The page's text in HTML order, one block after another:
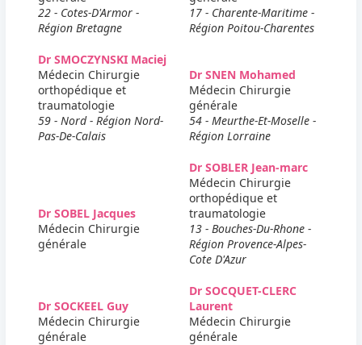
22 - Cotes-D'Armor -
Région Bretagne
17 - Charente-Maritime -
Région Poitou-Charentes
Dr SMOCZYNSKI Maciej
Médecin Chirurgie
orthopédique et
traumatologie
59 - Nord - Région Nord-
Pas-De-Calais
Dr SNEN Mohamed
Médecin Chirurgie
générale
54 - Meurthe-Et-Moselle -
Région Lorraine
Dr SOBEL Jacques
Médecin Chirurgie
générale
Dr SOBLER Jean-marc
Médecin Chirurgie
orthopédique et
traumatologie
13 - Bouches-Du-Rhone -
Région Provence-Alpes-
Cote D'Azur
Dr SOCKEEL Guy
Médecin Chirurgie
générale
Dr SOCQUET-CLERC
Laurent
Médecin Chirurgie
générale